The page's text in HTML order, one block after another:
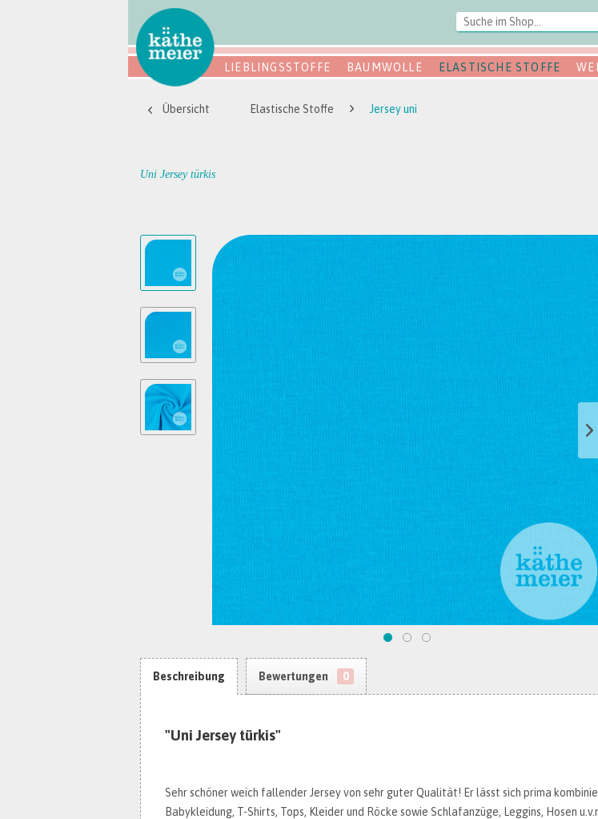
LIEBLINGSSTOFFE BAUMWOLLE ELASTISCHE STOFFE
Übersicht Elastische Stoffe Jersey uni
Uni Jersey türkis
Beschreibung Bewertungen 0
"Uni Jersey türkis"
Sehr schöner weich fallender Jersey von sehr guter Qualität! Er lässt sich prima
Babykleidung, T-Shirts, Tops, Kleider und Röcke sowie Schlafanzüge, Leggins, Hosen